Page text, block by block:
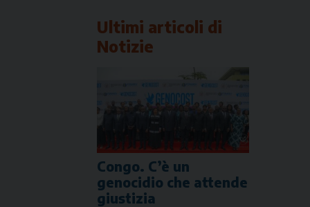
Ultimi articoli di
Notizie
Congo. C’è un
genocidio che attende
giustizia